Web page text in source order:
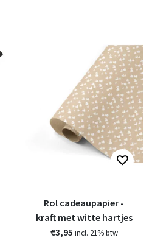
Rol cadeaupapier -
kraft met witte hartjes
€3,95 incl. 21% btw